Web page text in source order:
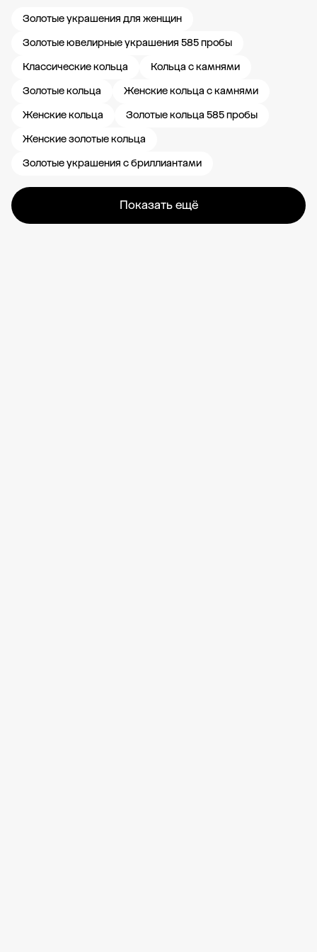
Золотые украшения для женщин
Золотые ювелирные украшения 585 пробы
Классические кольца
Кольца с камнями
Золотые кольца
Женские кольца с камнями
Женские кольца
Золотые кольца 585 пробы
Женские золотые кольца
Золотые украшения с бриллиантами
Показать ещё